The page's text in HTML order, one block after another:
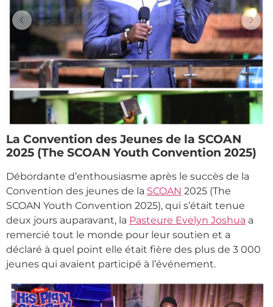
La Convention des Jeunes de la SCOAN
2025 (The SCOAN Youth Convention 2025)
Débordante d’enthousiasme après le succès de la
Convention des jeunes de la SCOAN 2025 (The
SCOAN Youth Convention 2025), qui s’était tenue
deux jours auparavant, la Pasteure Evelyn Joshua a
remercié tout le monde pour leur soutien et a
déclaré à quel point elle était fière des plus de 3 000
jeunes qui avaient participé à l’événement.